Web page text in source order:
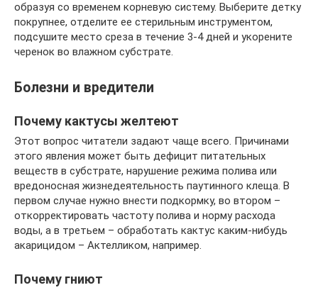
образуя со временем корневую систему. Выберите детку
покрупнее, отделите ее стерильным инструментом,
подсушите место среза в течение 3-4 дней и укорените
черенок во влажном субстрате.
Болезни и вредители
Почему кактусы желтеют
Этот вопрос читатели задают чаще всего. Причинами
этого явления может быть дефицит питательных
веществ в субстрате, нарушение режима полива или
вредоносная жизнедеятельность паутинного клеща. В
первом случае нужно внести подкормку, во втором –
откорректировать частоту полива и норму расхода
воды, а в третьем – обработать кактус каким-нибудь
акарицидом – Актелликом, например.
Почему гниют